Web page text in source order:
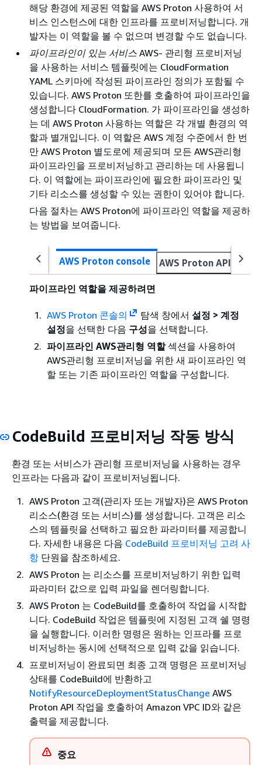
해당 환경에 제공된 역할을 AWS Proton 사용하여 서
비스 인스턴스에 대한 인프라를 프로비저닝합니다. 개
발자는 이 역할을 볼 수 없으며 변경할 수도 없습니다.
파이프라인이 있는 서비스 AWS- 관리형 프로비저닝
을 사용하는 서비스 템플릿에는 CloudFormation
YAML 스키마에 작성된 파이프라인 정의가 포함될 수
있습니다. AWS Proton 또한를 호출하여 파이프라인을
생성합니다 CloudFormation. 가 파이프라인을 생성하
는 데 AWS Proton 사용하는 역할은 각 개별 환경의 역
할과 별개입니다. 이 역할은 AWS 계정 수준에서 한 번
만 AWS Proton 별도로에 제공되며 모든 AWS관리형
파이프라인을 프로비저닝하고 관리하는 데 사용됩니
다. 이 역할에는 파이프라인에 필요한 파이프라인 및
기타 리소스를 생성할 수 있는 권한이 있어야 합니다.
다음 절차는 AWS Proton에 파이프라인 역할을 제공하
는 방법을 보여줍니다.
AWS Proton console AWS Proton API
파이프라인 역할을 제공하려면
AWS Proton 콘솔의 탐색 창에서 설정 > 계정
설정을 선택한 다음 구성을 선택합니다.
파이프라인 AWS관리형 역할섹션을 사용하여
AWS관리형 프로비저닝을 위한 새 파이프라인 역
할 또는 기존 파이프라인 역할을 구성합니다.
CodeBuild 프로비저닝 작동 방식
환경 또는 서비스가 관리형 프로비저닝을 사용하는 경우
인프라는 다음과 같이 프로비저닝됩니다.
AWS Proton 고객(관리자 또는 개발자)은 AWS Proton
리소스(환경 또는 서비스)를 생성합니다. 고객은 리소
스의 템플릿을 선택하고 필요한 파라미터를 제공합니
다. 자세한 내용은 다음 CodeBuild 프로비저닝 고려 사
항 단원을 참조하세요.
AWS Proton 는 리소스를 프로비저닝하기 위한 입력
파라미터 값으로 입력 파일을 렌더링합니다.
AWS Proton 는 CodeBuild를 호출하여 작업을 시작합
니다. CodeBuild 작업은 템플릿에 지정된 고객 쉘 명령
을 실행합니다. 이러한 명령은 원하는 인프라를 프로
비저닝하는 동시에 선택적으로 입력 값을 읽습니다.
프로비저닝이 완료되면 최종 고객 명령은 프로비저닝
상태를 CodeBuild에 반환하고
NotifyResourceDeploymentStatusChange AWS
Proton API 작업을 호출하여 Amazon VPC ID와 같은
출력을 제공합니다.
중요